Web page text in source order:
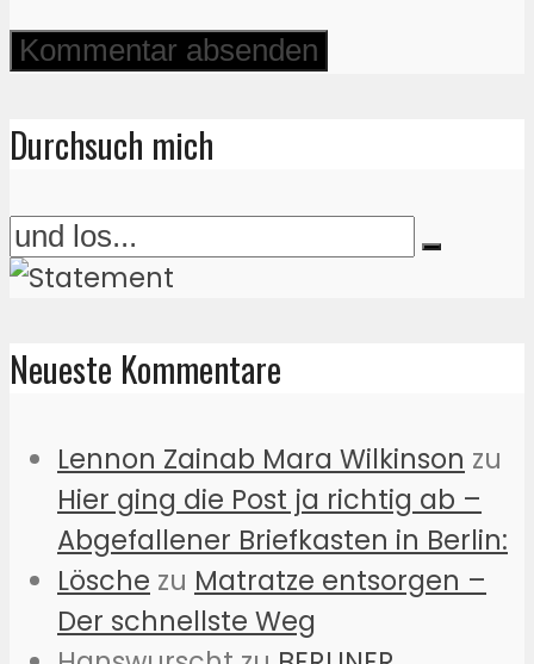
Durchsuch mich
Neueste Kommentare
Lennon Zainab Mara Wilkinson zu
Hier ging die Post ja richtig ab –
Abgefallener Briefkasten in Berlin:
Lösche zu Matratze entsorgen –
Der schnellste Weg